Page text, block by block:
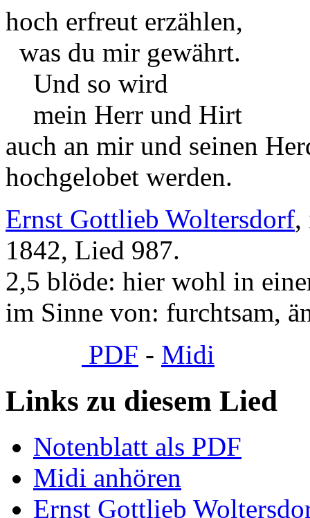
hoch erfreut erzählen,
was du mir gewährt.
Und so wird
mein Herr und Hirt
auch an mir und seinen
hochgelobet werden.
Ernst Gottlieb Woltersdorf,
1842, Lied 987.
2,5 blöde: hier wohl in
im Sinne von: furchtsam,
PDF - Midi
Links zu diesem Lied
Notenblatt als PDF
Midi anhören
Ernst Gottlieb